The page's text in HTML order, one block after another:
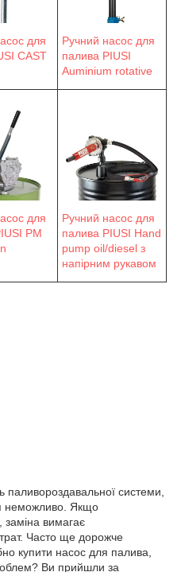
для
CAST
Ручний насос для
палива PIUSI
Auminium rotative
для
PM
Ручний насос для
палива PIUSI Hand
pump oil/diesel з
напірним рукавом
системи,
неможливо. Якщо
заміна вимагає
Часто ще дорожче
купити насос для палива,
Ви прийшли за